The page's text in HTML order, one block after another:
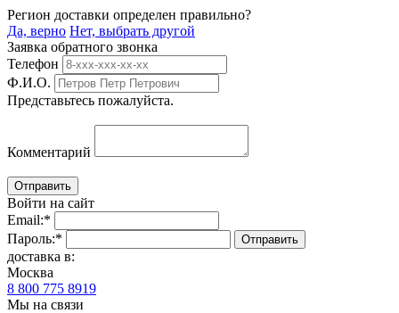
Регион доставки определен правильно?
Да, верно Нет, выбрать другой
Заявка обратного звонка
Телефон
Ф.И.О.
Представьтесь пожалуйста.
Комментарий
Войти на сайт
Email:*
Пароль:*
доставка в:
Москва
8 800 775 8919
Мы на связи